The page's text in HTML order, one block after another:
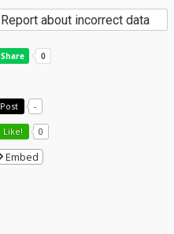
Report about incorrect data
Post -
Like! 0
Embed